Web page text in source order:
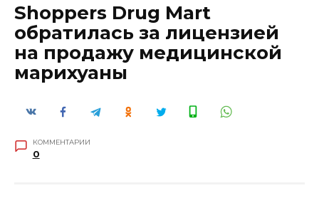
Shoppers Drug Mart
обратилась за лицензией
на продажу медицинской
марихуаны
КОММЕНТАРИИ
0